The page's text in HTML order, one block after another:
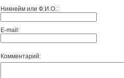
Никнейм или Ф.И.О.:
E-mail:
Комментарий: